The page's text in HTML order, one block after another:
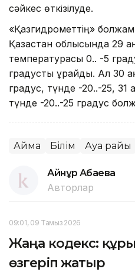
сәйкес өткізілуде.
«Қазгидрометтің»
Қазақстан облысында 29
температурасы 0.. -5
градусты құрайды. Ал 30
градус, түнде -20..-25, 31
түнде -20..-25 градус
Аймақ Білім Ауа райы
Айнұр Ақбаева
Авторлар
09:01, 09 Тамыз 2026
Жаңа кодекс:
өзгеріп жатыр